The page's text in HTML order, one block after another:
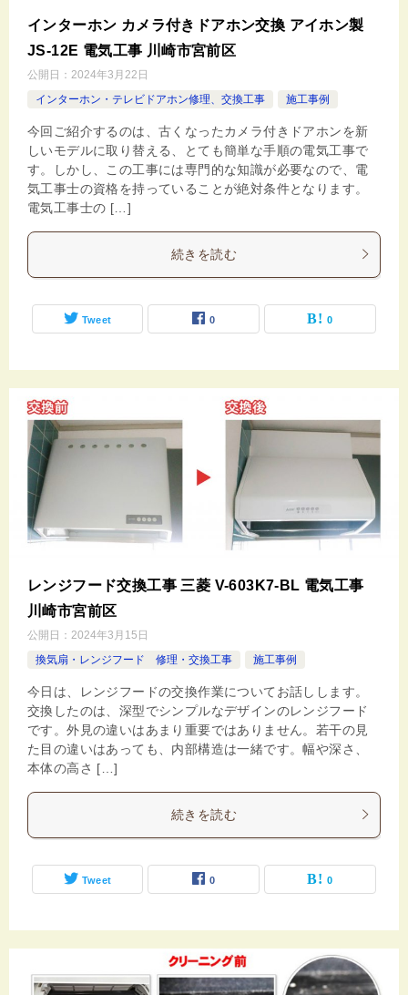
インターホン カメラ付きドアホン交換 アイホン製
JS-12E 電気工事 川崎市宮前区
公開日： 2024年3月22日
インターホン・テレビドアホン修理、交換工事
施工事例
今回ご紹介するのは、古くなったカメラ付きドアホンを新
しいモデルに取り替える、とても簡単な手順の電気工事で
す。しかし、この工事には専門的な知識が必要なので、電
気工事士の資格を持っていることが絶対条件となります。
電気工事士の […]
続きを読む
Tweet 0 0
レンジフード交換工事 三菱 V-603K7-BL 電気工事
川崎市宮前区
公開日： 2024年3月15日
換気扇・レンジフード 修理・交換工事
施工事例
今日は、レンジフードの交換作業についてお話しします。
交換したのは、深型でシンプルなデザインのレンジフード
です。外見の違いはあまり重要ではありません。若干の見
た目の違いはあっても、内部構造は一緒です。幅や深さ、
本体の高さ […]
続きを読む
Tweet 0 0